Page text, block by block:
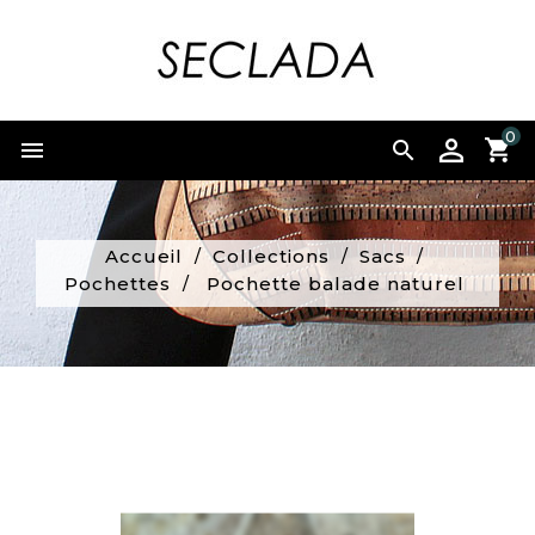

 0
Accueil Collections
Sacs
Pochettes
Pochette balade naturel